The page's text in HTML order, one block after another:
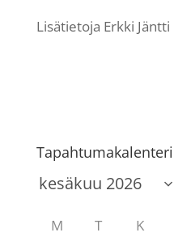
Lisätietoja Erkki Jäntti
Tapahtumakalenteri
M T K